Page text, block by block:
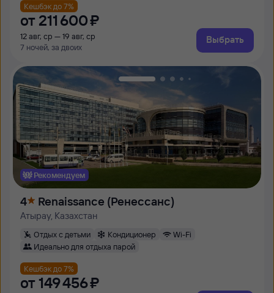
Кешбэк до 7%
от 211 ⁠600 ⁠₽
12 авг, ср — 19 авг, ср
7 ночей, за двоих
Выбрать
Рекомендуем
4 Renaissance (Ренессанс)
Атырау, Казахстан
Отдых с детьми Кондиционер
Wi-Fi
Идеально для отдыха парой
Кешбэк до 7%
от 149 ⁠456 ⁠₽